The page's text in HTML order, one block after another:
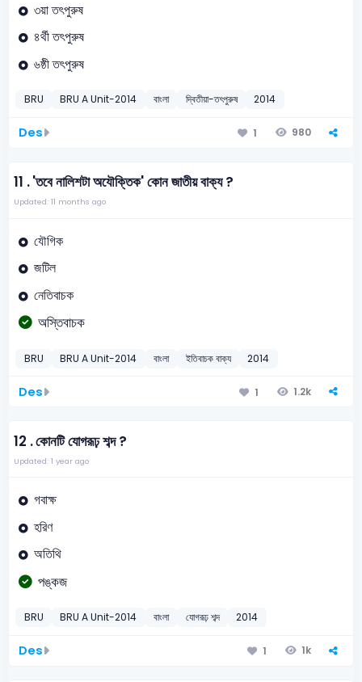
৩য়া তৎপুরুষ
৪র্থী তৎপুরুষ
৬ষ্ঠী তৎপুরুষ
BRU BRU A Unit-2014 বাংলা দ্বিতীয়া-তৎপুরুষ 2014
Des 1 980
11 .'তবে নালিশটা অযৌক্তিক' কোন জাতীয় বাক্য ?
Updated: 11 months ago
যৌগিক
জটিল
নেতিবাচক
অস্তিবাচক
BRU BRU A Unit-2014 বাংলা ইতিবাচক বাক্য 2014
Des 1 1.2k
12 .কোনটি যোগরূঢ় শব্দ ?
Updated: 1 year ago
গবাক্ষ
হরিণ
অতিথি
পঙ্কজ
BRU BRU A Unit-2014 বাংলা যোগরূঢ় শব্দ 2014
Des 1 1k